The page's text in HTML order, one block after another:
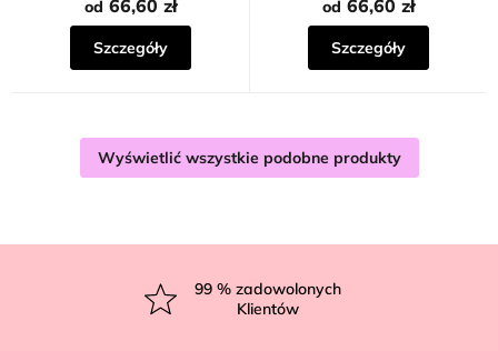
od 66,60 zł
Szczegóły
od 66,60 zł
Szczegóły
Wyświetlić wszystkie podobne produkty
99 % zadowolonych
Klientów